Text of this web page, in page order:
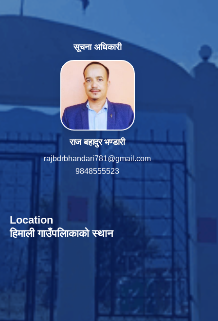
सूचना अधिकारी
राज बहादुर भण्डारी
rajbdrbhandari781@gmail.com
9848555523
Location
हिमाली गाउँपलािकाको स्थान